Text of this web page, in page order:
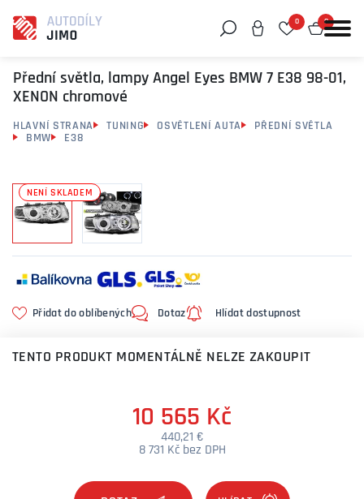
0 0
Přední světla, lampy Angel Eyes BMW 7 E38 98-01,
XENON chromové
HLAVNÍ STRANA TUNING OSVĚTLENÍ AUTA
PŘEDNÍ SVĚTLA
BMW
E38
NENÍ SKLADEM
Přidat do oblíbených Dotaz Hlídat dostupnost
TENTO PRODUKT MOMENTÁLNĚ NELZE ZAKOUPIT
10 565 Kč
440,21 €
8 731 Kč bez DPH
Můžeme vám pomoci něco najít?